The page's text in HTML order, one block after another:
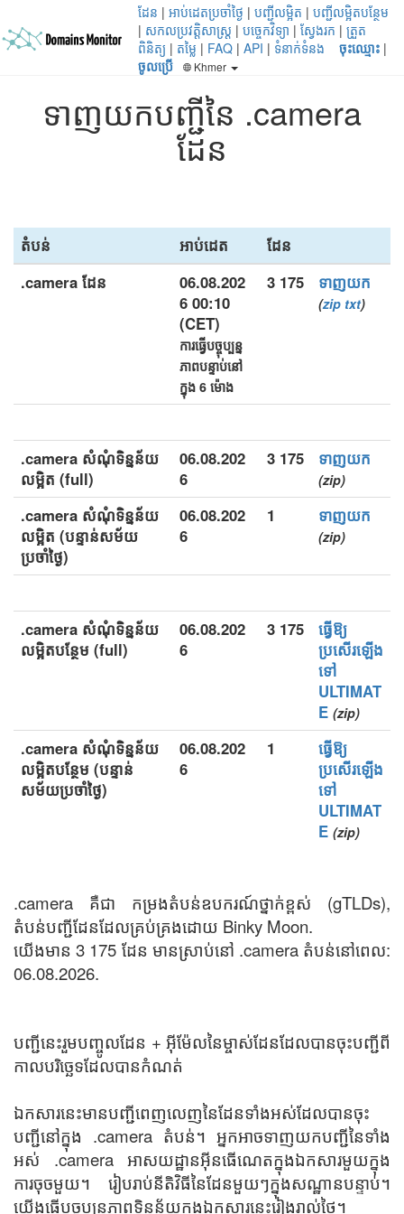
ដែន | អាប់ដេតប្រចាំថ្ងៃ | បញ្ជីលម្អិត | បញ្ជីលម្អិតបន្ថែម
| សកលប្រវត្តិសាស្ត្រ | បច្ចេកវិទ្យា | ស្វែងរក | ត្រួត
ពិនិត្យ | តម្លៃ | FAQ | API | ទំនាក់ទំនង ចុះឈ្មោះ |
ចូលប្រើ
Khmer
ទាញយកបញ្ជីនៃ .camera
ដែន
តំបន់ អាប់ដេត
ដែន
.camera ដែន
06.08.202
6 00:10
(CET)
ការធ្វើបច្ចុប្បន្ន
ភាពបន្ទាប់នៅ
ក្នុង 6 ម៉ោង
3 175 ទាញយក
(zip txt)
.camera សំណុំទិន្នន័យ
លម្អិត (full)
06.08.202
6
3 175 ទាញយក
(zip)
.camera សំណុំទិន្នន័យ
លម្អិត (បន្ទាន់សម័យ
ប្រចាំថ្ងៃ)
06.08.202
6
1 ទាញយក
(zip)
.camera សំណុំទិន្នន័យ
លម្អិតបន្ថែម (full)
06.08.202
6
3 175
ធ្វើឱ្យ
ប្រសើរឡើង
ទៅ
ULTIMAT
E (zip)
.camera សំណុំទិន្នន័យ
លម្អិតបន្ថែម (បន្ទាន់
សម័យប្រចាំថ្ងៃ)
06.08.202
6
1
ធ្វើឱ្យ
ប្រសើរឡើង
ទៅ
ULTIMAT
E (zip)
.camera គឺជា កម្រងតំបន់ឧបករណ៍ថ្នាក់ខ្ពស់ (gTLDs),
តំបន់បញ្ជីដែនដែលគ្រប់គ្រងដោយ Binky Moon.
យើងមាន 3 175 ដែន មានស្រាប់នៅ .camera តំបន់នៅពេល:
06.08.2026.
បញ្ជីនេះរួមបញ្ចូលដែន + អ៊ីម៉ែលនៃម្ចាស់ដែនដែលបានចុះបញ្ជីពី
កាលបរិច្ឆេទដែលបានកំណត់
ឯកសារនេះមានបញ្ជីពេញលេញនៃដែនទាំងអស់ដែលបានចុះ
បញ្ជីនៅក្នុង .camera តំបន់។ អ្នកអាចទាញយកបញ្ជីនៃទាំង
អស់ .camera អាសយដ្ឋានអ៊ីនធើណេតក្នុងឯកសារមួយក្នុង
ការចុចមួយ។ រៀបរាប់នីតិវិធីនៃដែនមួយៗក្នុងសណ្ឋានបន្ទាប់។
យើងធ្វើបច្ចុប្បន្នភាពទិន្នន័យក្នុងឯកសារនេះរៀងរាល់ថ្ងៃ។